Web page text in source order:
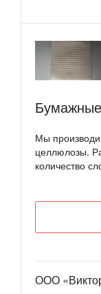
Мы
целлюлозы.
количество
ООО